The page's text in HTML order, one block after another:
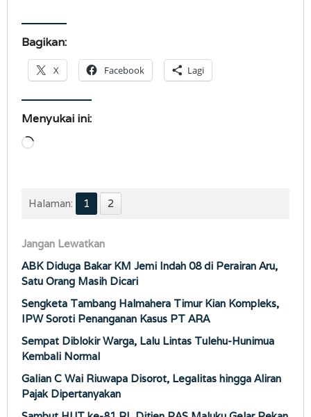
Bagikan:
X Facebook Lagi
Menyukai ini:
Memuat...
Halaman: 1 2
Jangan Lewatkan
ABK Diduga Bakar KM Jemi Indah 08 di Perairan Aru,
Satu Orang Masih Dicari
Sengketa Tambang Halmahera Timur Kian Kompleks,
IPW Soroti Penanganan Kasus PT ARA
Sempat Diblokir Warga, Lalu Lintas Tulehu-Hunimua
Kembali Normal
Galian C Wai Riuwapa Disorot, Legalitas hingga Aliran
Pajak Dipertanyakan